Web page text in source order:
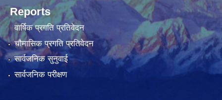
Reports
वार्षिक प्रगति प्रतिवेदन
चौमासिक प्रगति प्रतिवेदन
सार्वजनिक सुनुवाई
सार्वजनिक परीक्षण